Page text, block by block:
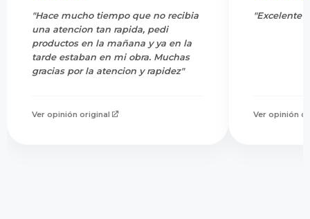
"Hace mucho tiempo que no recibia
una atencion tan rapida, pedi
productos en la mañana y ya en la
tarde estaban en mi obra. Muchas
gracias por la atencion y rapidez"
Ver opinión original
"Excelente
Ver opinión